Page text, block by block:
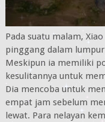
Pada suatu malam,
pinggang dalam
Meskipun ia memiliki
kesulitannya untuk
Dia mencoba untuk
empat jam sebelum
lewat. Para nelayan